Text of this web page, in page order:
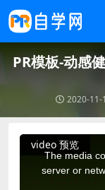
PR模板-动感
2020-11-
video 预览
This
The media
server or